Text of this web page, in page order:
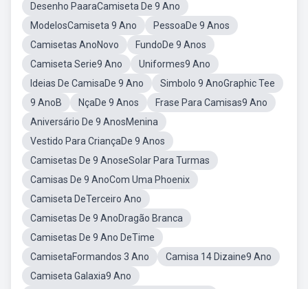
Desenho PaaraCamiseta De 9 Ano
ModelosCamiseta 9 Ano
PessoaDe 9 Anos
Camisetas AnoNovo
FundoDe 9 Anos
Camiseta Serie9 Ano
Uniformes9 Ano
Ideias De CamisaDe 9 Ano
Simbolo 9 AnoGraphic Tee
9 AnoB
NçaDe 9 Anos
Frase Para Camisas9 Ano
Aniversário De 9 AnosMenina
Vestido Para CriançaDe 9 Anos
Camisetas De 9 AnoseSolar Para Turmas
Camisas De 9 AnoCom Uma Phoenix
Camiseta DeTerceiro Ano
Camisetas De 9 AnoDragão Branca
Camisetas De 9 Ano DeTime
CamisetaFormandos 3 Ano
Camisa 14 Dizaine9 Ano
Camiseta Galaxia9 Ano